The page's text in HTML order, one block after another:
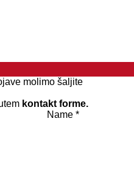
molimo šaljite
kontakt forme.
Name *